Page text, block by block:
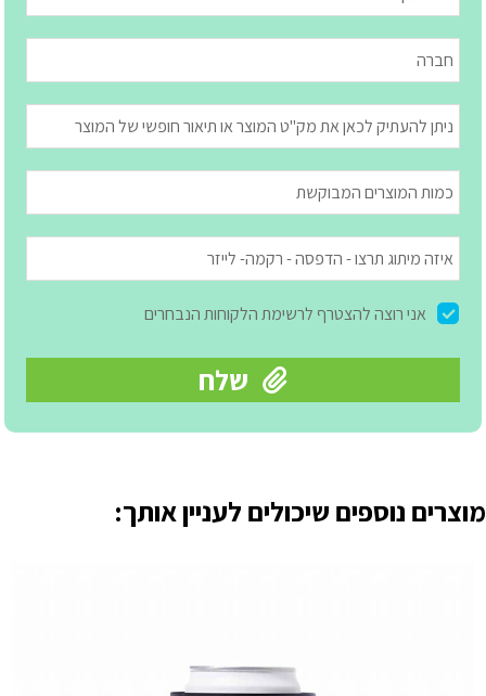
מוצרים נוספים שיכולים לעניין אותך: